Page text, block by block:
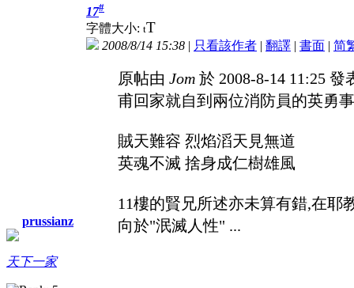
prussianz
天下一家
17#
字體大小: tT
2008/8/14 15:38 | 只看該作者 | 翻譯 | 書面 | 简
原帖由 Jom 於 2008-8-14 11:25 發
甫回家就自到兩位消防員的英勇
賊天難容 烈焰滔天見無道
英魂不滅 捨身成仁樹雄風
11樓的賢兄所述亦未算有錯,在耶
向於"泯滅人性" ...